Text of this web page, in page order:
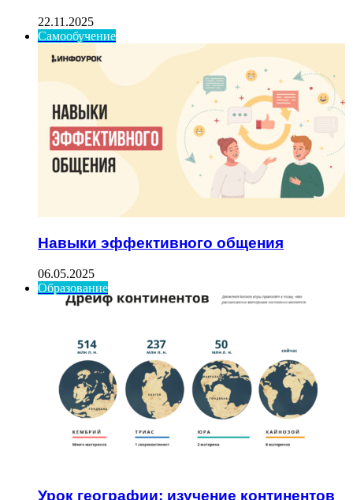
22.11.2025
Самообучение
Навыки эффективного общения
06.05.2025
Образование
Урок географии: изучение континентов